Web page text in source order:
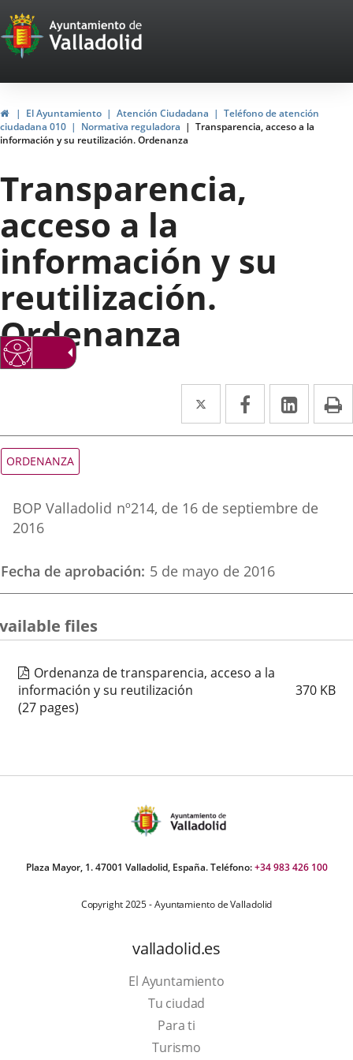
Portal
Web
del
Ayuntamiento
de
Valladolid
HomeEl Ayuntamiento Atención Ciudadana
Teléfono de atención
ciudadana 010
Normativa reguladora
Transparencia, acceso a la
información y su reutilización. Ordenanza
Transparencia,
acceso a la
información y su
reutilización.
Ordenanza
Twitter
Enlace
a
externa.
Facebook
Enlace
a
externa.
Enlace
a
Tipo
de
ORDENANZA
boletin
BOP Valladolid nº214, de 16 de septiembre de
2016
Fecha de aprobación 5 de mayo de 2016
files
Ordenanza de transparencia, acceso a la
información y su reutilización
370 KB
(27 pages)
Plaza Mayor, 1. 47001 Valladolid, España. Teléfono:+34 983 426 100
Copyright 2025 - Ayuntamiento de Valladolid
valladolid.es
El Ayuntamiento
Tu ciudad
Para ti
TurismoThis